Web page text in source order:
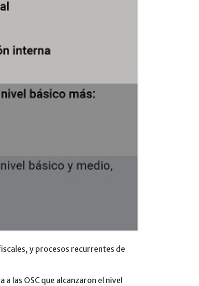
y procesos recurrentes de
las OSC que alcanzaron el nivel